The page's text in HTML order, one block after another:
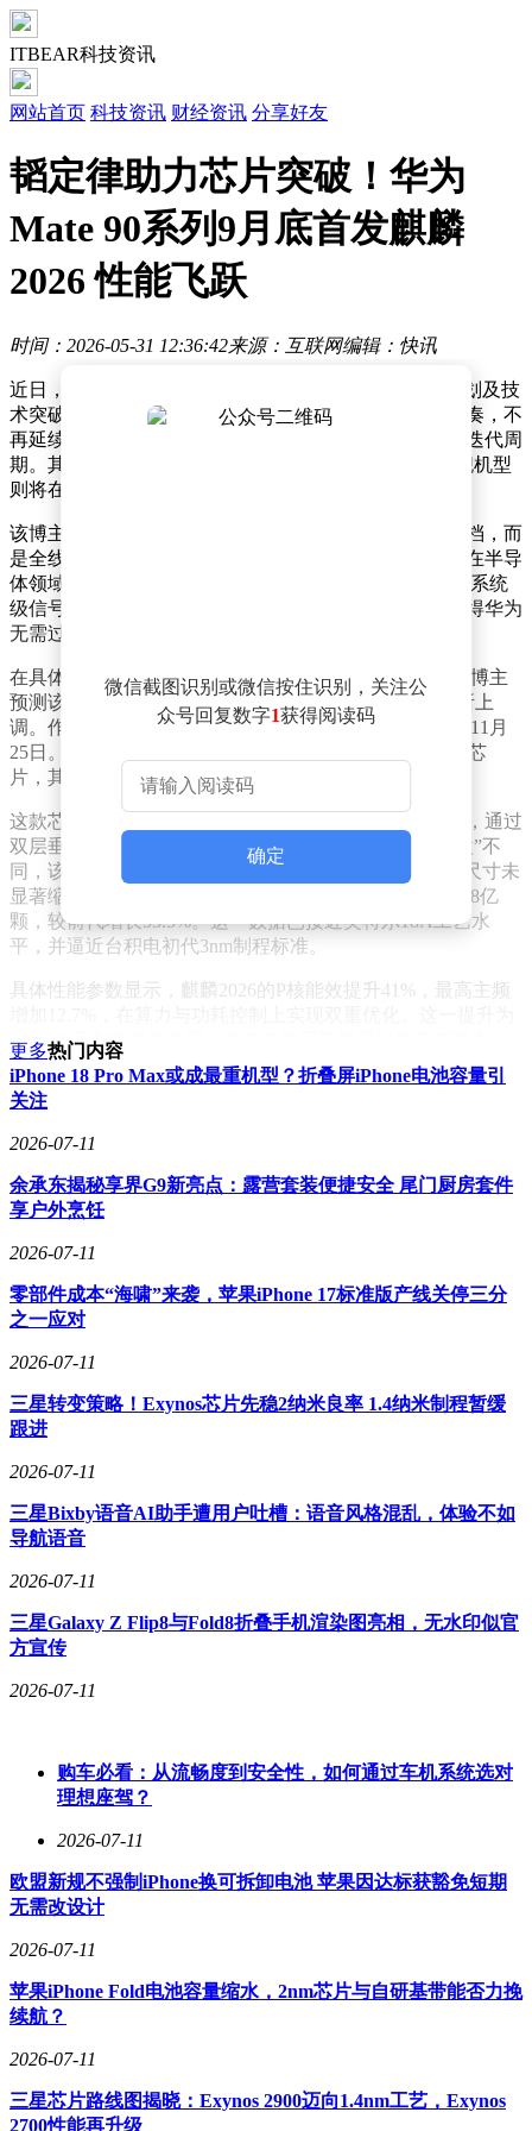
ITBEAR科技资讯
网站首页 科技资讯 财经资讯 分享好友
韬定律助力芯片突破！华为
Mate 90系列9月底首发麒麟
2026 性能飞跃
时间：2026-05-31 12:36:42来源：互联网编辑：快讯
近日，数码领域博主“定焦数码”再次就华为手机发布计划及技
术突破发布新动态。据其透露，华为已调整产品发布节奏，不
再延续此前因技术因素导致的延迟策略，而是恢复常规迭代周
期。其中，nova系列预计于6月完成更新，Mate系列旗舰机型
则将在9至10月间推出。
该博主指出，华为此次调整并非仅针对Mate系列单独提档，而
是全线产品回归原有发布周期。这一决策背后，与华为在半导
体领域提出的“韬（τ）定律”密切相关。该定律通过优化系统
级信号传输效率，有效缓解了芯片制程升级的压力，使得华为
无需过度依赖先进光刻工艺即可实现性能突破。
在具体产品规划方面，华为Mate 90系列成为关注焦点。博主
预测该机型将于9月末正式亮相，且定价可能较前代有所上
调。作为对比，上一代Mate 80系列的发布时间为2025年11月
25日。性能层面，Mate 90系列有望首发搭载“麒麟2026”芯
片，其正式命名或为麒麟9050 Pro。
这款芯片的突破性在于采用全球首款量产逻辑折叠技术，通过
双层垂直堆叠架构重构核心逻辑电路。与传统“几何缩微”不
同，该技术以“时间缩微”理念实现性能跃升，在晶体管尺寸未
显著缩小的情况下，将晶体管密度提升至每平方毫米2.38亿
颗，较前代增长53.5%。这一数据已接近英特尔18A工艺水
平，并逼近台积电初代3nm制程标准。
具体性能参数显示，麒麟2026的P核能效提升41%，最高主频
Mate 90系列的影像处理、多任务协同等场景提供了更强支
撑。值得注意的是，该芯片的量产标志着华为在半导体领域突
破了传统制程升级路径的依赖。
“韬（τ）定律”的提出进一步印证了这一技术路线。在2026国
将性能优化目标从单个晶体管尺寸转向全系统响应时间。通过
缩短信号传输路径、减少等待延迟，该定律为半导体产业提供
路径。
微信截图识别或微信按住识别，关注公
众号回复数字1获得阅读码
确定
更多热门内容
iPhone 18 Pro Max或成最重机型？折叠屏iPhone电池容量引
关注
2026-07-11
余承东揭秘享界G9新亮点：露营套装便捷安全 尾门厨房套件
享户外烹饪
2026-07-11
零部件成本“海啸”来袭，苹果iPhone 17标准版产线关停三分
之一应对
2026-07-11
三星转变策略！Exynos芯片先稳2纳米良率 1.4纳米制程暂缓
跟进
2026-07-11
三星Bixby语音AI助手遭用户吐槽：语音风格混乱，体验不如
导航语音
2026-07-11
三星Galaxy Z Flip8与Fold8折叠手机渲染图亮相，无水印似官
方宣传
2026-07-11
购车必看：从流畅度到安全性，如何通过车机系统选对
理想座驾？
2026-07-11
欧盟新规不强制iPhone换可拆卸电池 苹果因达标获豁免短期
无需改设计
2026-07-11
苹果iPhone Fold电池容量缩水，2nm芯片与自研基带能否力挽
续航？
2026-07-11
三星芯片路线图揭晓：Exynos 2900迈向1.4nm工艺，Exynos
2700性能再升级